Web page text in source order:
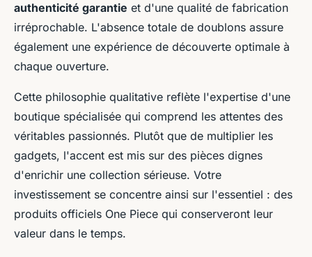
authenticité garantie et d'une qualité de fabrication
irréprochable. L'absence totale de doublons assure
également une expérience de découverte optimale à
chaque ouverture.
Cette philosophie qualitative reflète l'expertise d'une
boutique spécialisée qui comprend les attentes des
véritables passionnés. Plutôt que de multiplier les
gadgets, l'accent est mis sur des pièces dignes
d'enrichir une collection sérieuse. Votre
investissement se concentre ainsi sur l'essentiel : des
produits officiels One Piece qui conserveront leur
valeur dans le temps.